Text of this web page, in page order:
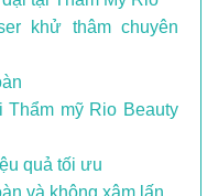
khử thâm chuyên
Thẩm mỹ Rio Beauty
quả tối ưu